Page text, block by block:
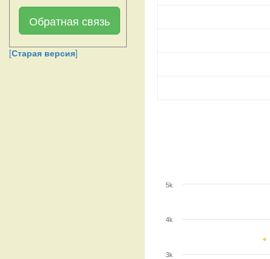
Обратная связь
[Старая версия]
3k
4k
5k